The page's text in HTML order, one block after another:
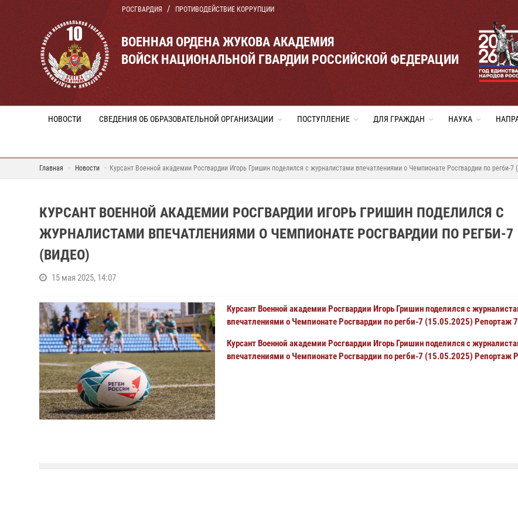
РОСГВАРДИЯ ПРОТИВОДЕЙСТВИЕ КОРРУПЦИИ
ВОЕННАЯ ОРДЕНА ЖУКОВА АКАДЕМИЯ
ВОЙСК НАЦИОНАЛЬНОЙ ГВАРДИИ РОССИЙСКОЙ ФЕДЕРАЦИИ
НОВОСТИ СВЕДЕНИЯ ОБ ОБРАЗОВАТЕЛЬНОЙ ОРГАНИЗАЦИИ ПОСТУПЛЕНИЕ ДЛЯ ГРАЖДАН НАУКА
Главная Новости Курсант Военной академии Росгвардии Игорь Гришин поделился с журналистами впечатлениями о Чемпионате Росгвардии по регби-7
КУРСАНТ ВОЕННОЙ АКАДЕМИИ РОСГВАРДИИ ИГОРЬ ГРИШИН ПОДЕЛИЛСЯ С
ЖУРНАЛИСТАМИ ВПЕЧАТЛЕНИЯМИ О ЧЕМПИОНАТЕ РОСГВАРДИИ ПО РЕГБИ-7
(ВИДЕО)
15 мая 2025, 14:07
Курсант Военной академии Росгвардии Игорь Гришин поделился с
впечатлениями о Чемпионате Росгвардии по регби-7 (15.05.2025) Репортаж
Курсант Военной академии Росгвардии Игорь Гришин поделился с
впечатлениями о Чемпионате Росгвардии по регби-7 (15.05.2025) Репортаж